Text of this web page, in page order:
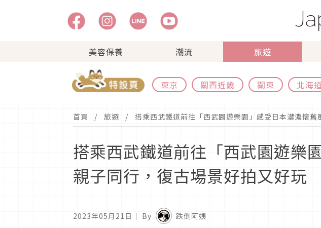
美容保養 潮流 旅遊
東京 關西近畿 關東 北海
首頁 旅遊 搭乘西武鐵道前往「西武園遊樂園」感受日本濃濃懷
搭乘西武鐵道前往「西武園遊樂
親子同行，復古場景好拍又好玩
2023年05月21日 ｜ By 跌倒阿姨